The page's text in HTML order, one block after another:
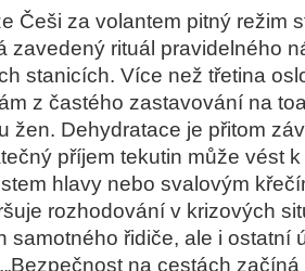
Češi za volantem pitný režim
zavedený rituál pravidelného
stanicích. Více než třetina
z častého zastavování na
žen. Dehydratace je přitom z
čný příjem tekutin může vést
hlavy nebo svalovým křeč
šuje rozhodování v krizových
samotného řidiče, ale i ostatní
„Bezpečnost na cestách zač